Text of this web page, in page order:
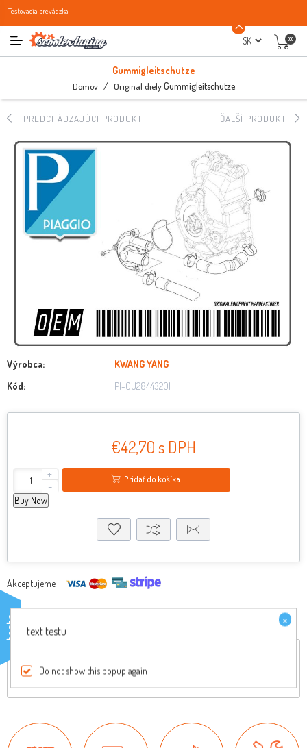
Testovacia prevádzka
(0)
Gummigleitschutze
Domov / Original diely Gummigleitschutze
PREDCHÁDZAJÚCI PRODUKT ĎALŠÍ PRODUKT
Výrobca:
KWANG YANG
Kód:
PI-GU28443201
€42,70 s DPH
+
-
Pridať do košíka
Buy Now
Akceptujeme
Originálny diel, pre viac informácií nás kontaktujte
testo ×
text testu
Do not show this popup again